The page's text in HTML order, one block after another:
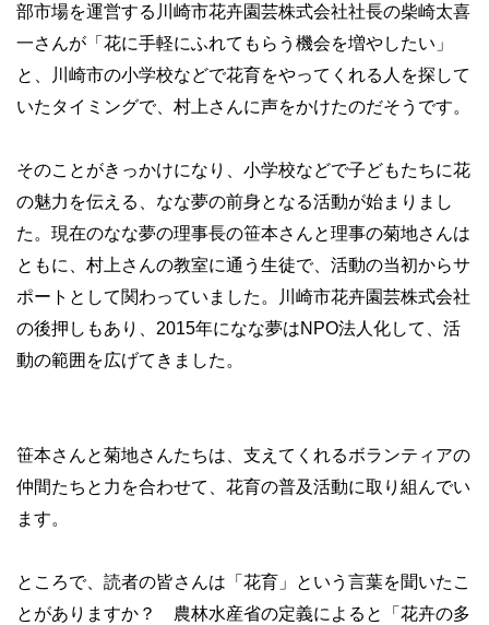
部市場を運営する川崎市花卉園芸株式会社社長の柴崎太喜
一さんが「花に手軽にふれてもらう機会を増やしたい」
と、川崎市の小学校などで花育をやってくれる人を探して
いたタイミングで、村上さんに声をかけたのだそうです。
そのことがきっかけになり、小学校などで子どもたちに花
の魅力を伝える、なな夢の前身となる活動が始まりまし
た。現在のなな夢の理事長の笹本さんと理事の菊地さんは
ともに、村上さんの教室に通う生徒で、活動の当初からサ
ポートとして関わっていました。川崎市花卉園芸株式会社
の後押しもあり、2015年になな夢はNPO法人化して、活
動の範囲を広げてきました。
笹本さんと菊地さんたちは、支えてくれるボランティアの
仲間たちと力を合わせて、花育の普及活動に取り組んでい
ます。
ところで、読者の皆さんは「花育」という言葉を聞いたこ
とがありますか？ 農林水産省の定義によると「花卉の多